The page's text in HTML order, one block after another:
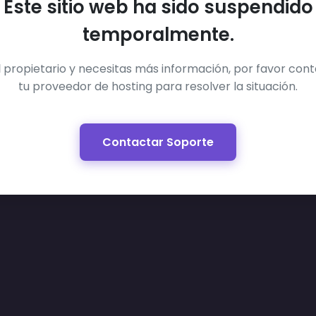
Este sitio web ha sido suspendido
temporalmente.
propietario y necesitas más información, por favor
tu proveedor de hosting para resolver la situación.
Contactar Soporte